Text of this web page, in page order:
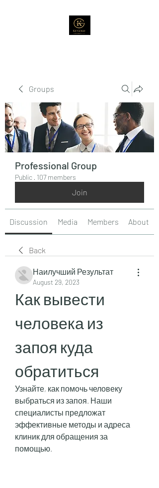
Groups
Professional Group
Public · 107 members
Join
Discussion Media Members About
Back
Наилучший Результат
August 29, 2023
Как вывести
человека из
запоя куда
обратиться
Узнайте, как помочь человеку
выбраться из запоя. Наши
специалисты предложат
эффективные методы и адреса
клиник для обращения за
помощью.